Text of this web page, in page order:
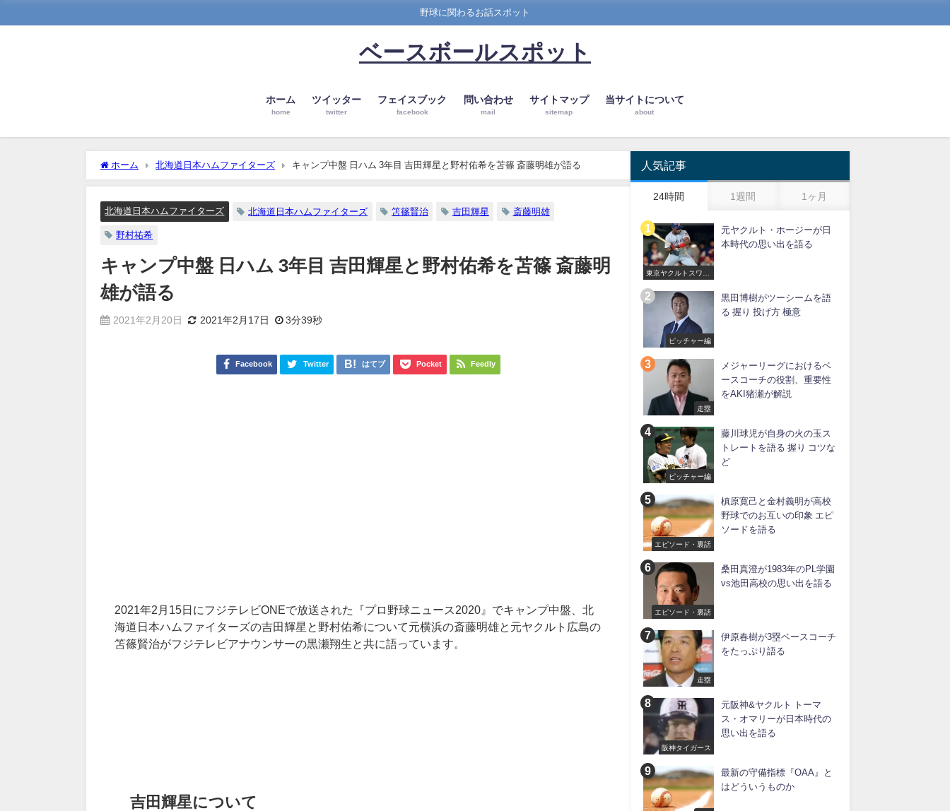
野球に関わるお話スポット
ベースボールスポット
ホーム
home
ツイッター
twitter
フェイスブック
facebook
問い合わせ
mail
サイトマップ
sitemap
当サイトについて
about
ホーム 北海道日本ハムファイターズ キャンプ中盤 日ハム 3年目 吉田輝星と野村佑希を苫篠 斎藤明雄が語る
北海道日本ハムファイターズ 北海道日本ハムファイターズ 笘篠賢治 吉田輝星 斎藤明雄
野村祐希
キャンプ中盤 日ハム 3年目 吉田輝星と野村佑希を苫篠 斎藤明
雄が語る
2021年2月20日 2021年2月17日 3分39秒
Facebook Twitter はてブ Pocket Feedly
2021年2月15日にフジテレビONEで放送された『プロ野球ニュース2020』でキャンプ中盤、北
海道日本ハムファイターズの吉田輝星と野村佑希について元横浜の斎藤明雄と元ヤクルト広島の
笘篠賢治がフジテレビアナウンサーの黒瀬翔生と共に語っています。
吉田輝星について
人気記事
24時間 1週間 1ヶ月
東京ヤクルトスワロ
元ヤクルト・ホージーが日
本時代の思い出を語る
ピッチャー編
黒田博樹がツーシームを語
る 握り 投げ方 極意
走塁
メジャーリーグにおけるベ
ースコーチの役割、重要性
をAKI猪瀬が解説
ピッチャー編
藤川球児が自身の火の玉ス
トレートを語る 握り コツな
ど
エピソード・裏話
槙原寛己と金村義明が高校
野球でのお互いの印象 エピ
ソードを語る
エピソード・裏話
桑田真澄が1983年のPL学園
vs池田高校の思い出を語る
走塁
伊原春樹が3塁ベースコーチ
をたっぷり語る
阪神タイガース
元阪神&ヤクルト トーマ
ス・オマリーが日本時代の
思い出を語る
最新の守備指標『OAA』と
はどういうものか